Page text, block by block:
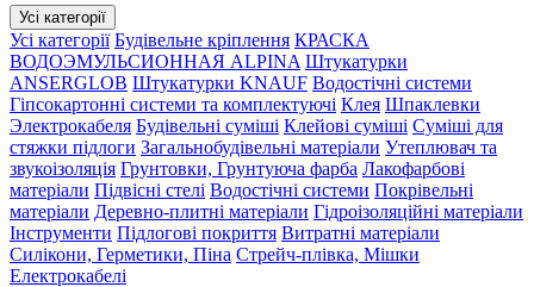
Усі категорії
Усі категорії Будівельне кріплення КРАСКА
ВОДОЭМУЛЬСИОННАЯ ALPINA Штукатурки
ANSERGLOB Штукатурки KNAUF Водостічні системи
Гіпсокартонні системи та комплектуючі Клея Шпаклевки
Электрокабеля Будівельні суміші Клейові суміші Суміші для
стяжки підлоги Загальнобудівельні матеріали Утеплювач та
звукоізоляція Грунтовки, Грунтуюча фарба Лакофарбові
матеріали Підвісні стелі Водостічні системи Покрівельні
матеріали Деревно-плитні матеріали Гідроізоляційні матеріали
Інструменти Підлогові покриття Витратні матеріали
Силікони, Герметики, Піна Стрейч-плівка, Мішки
Електрокабелі